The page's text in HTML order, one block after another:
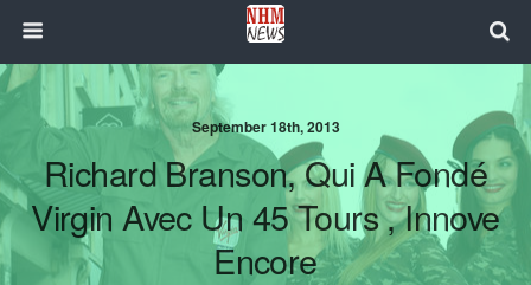
September 18th, 2013
Richard Branson, Qui A Fondé
Virgin Avec Un 45 Tours , Innove
Encore